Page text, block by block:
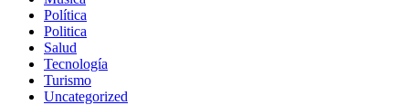
Política
Politica
Salud
Tecnología
Turismo
Uncategorized